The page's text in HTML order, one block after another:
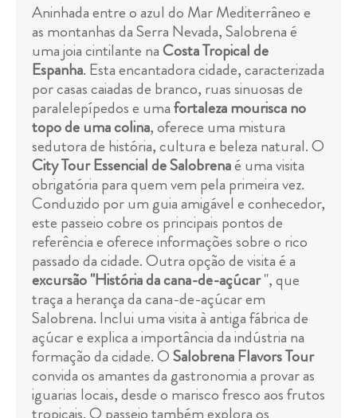
Aninhada entre o azul do Mar Mediterrâneo e
as montanhas da Serra Nevada, Salobrena é
uma joia cintilante naCosta Tropical de
Espanha. Esta encantadora cidade, caracterizada
por casas caiadas de branco, ruas sinuosas de
paralelepípedos e umafortaleza mourisca no
topo de uma colina, oferece uma mistura
sedutora de história, cultura e beleza natural. O
City Tour Essencial de Salobrenaé uma visita
obrigatória para quem vem pela primeira vez.
Conduzido por um guia amigável e conhecedor,
este passeio cobre os principais pontos de
referência e oferece informações sobre o rico
passado da cidade. Outra opção de visita é a
excursão "História da cana-de-açúcar", que
traça a herança da cana-de-açúcar em
Salobrena. Inclui uma visita à antiga fábrica de
açúcar e explica a importância da indústria na
formação da cidade. OSalobrena Flavors Tour
convida os amantes da gastronomia a provar as
iguarias locais, desde o marisco fresco aos frutos